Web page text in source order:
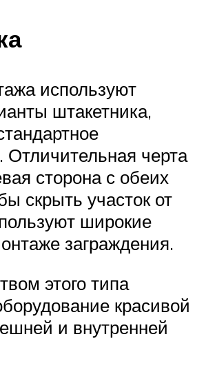
используют
штакетника,
Отличительная черта
сторона с обеих
скрыть участок от
широкие
заграждения.
этого типа
красивой
и внутренней